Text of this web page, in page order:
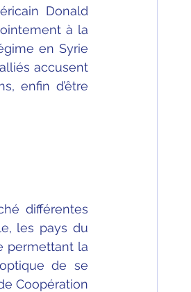
Donald
à la
en Syrie
accusent
enfin d’être
différentes
les pays du
permettant la
de se
Coopération